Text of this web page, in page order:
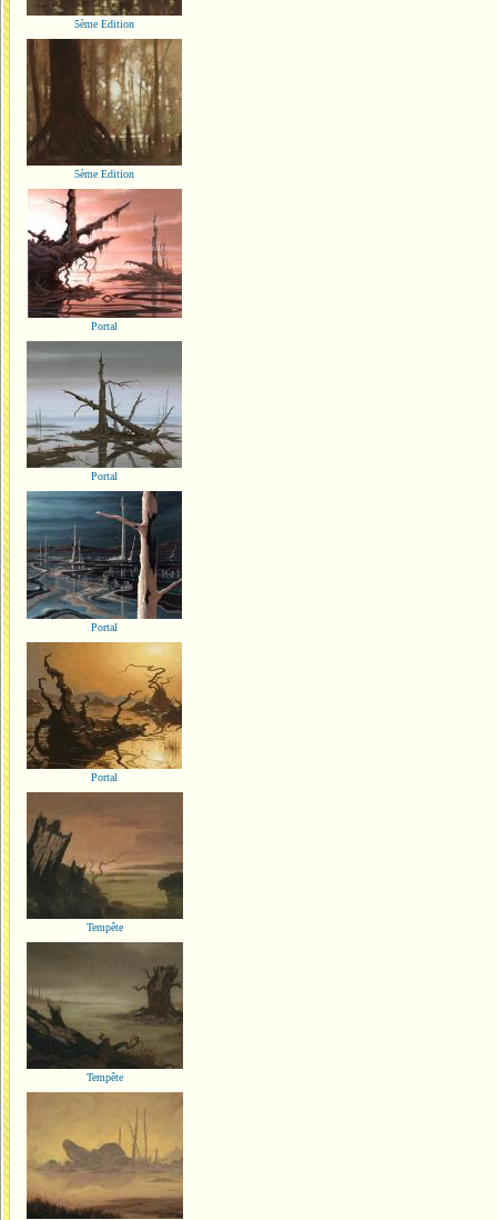
5ème Edition
5ème Edition
Portal
Portal
Portal
Portal
Tempête
Tempête